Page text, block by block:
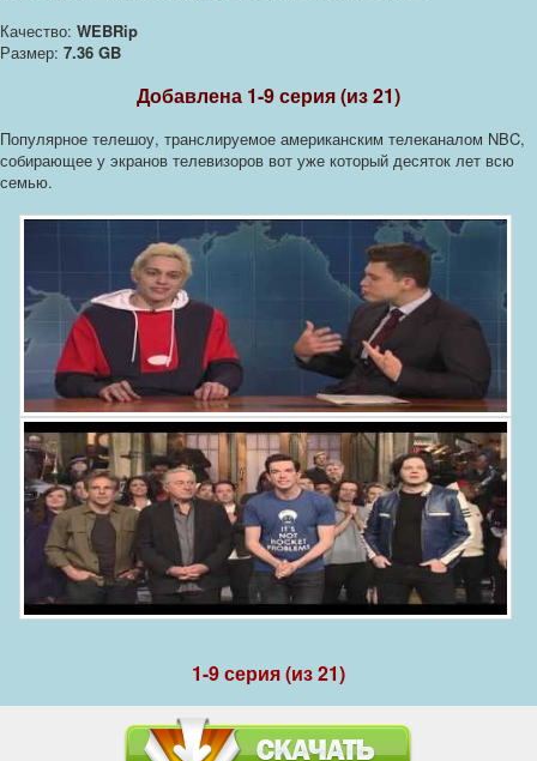
Качество: WEBRip
Размер: 7.36 GB
Добавлена 1-9 серия (из 21)
Популярное телешоу, транслируемое американским телеканалом NBC,
собирающее у экранов телевизоров вот уже который десяток лет всю
семью.
1-9 серия (из 21)